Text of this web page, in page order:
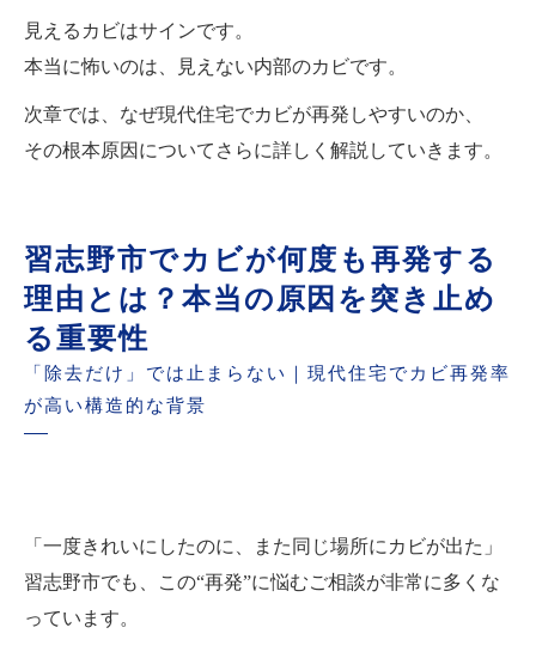
見えるカビはサインです。
本当に怖いのは、見えない内部のカビです。
次章では、なぜ現代住宅でカビが再発しやすいのか、
その根本原因についてさらに詳しく解説していきます。
習志野市でカビが何度も再発する
理由とは？本当の原因を突き止め
る重要性
「除去だけ」では止まらない｜現代住宅でカビ再発率
が高い構造的な背景
「一度きれいにしたのに、また同じ場所にカビが出た」
習志野市でも、この“再発”に悩むご相談が非常に多くな
っています。